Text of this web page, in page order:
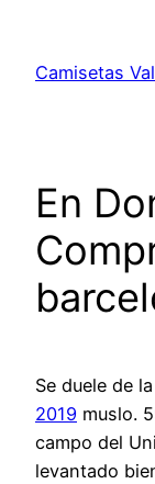
contenido
Camisetas
En
Se duele de
2019 muslo.
campo del
levantado